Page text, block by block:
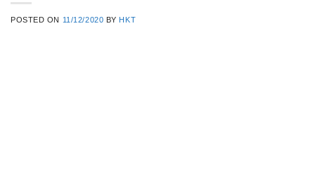
POSTED ON 11/12/2020 BY HKT